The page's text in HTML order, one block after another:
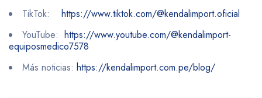
TikTok: https://www.tiktok.com/@kendalimport.oficial
YouTube: https://www.youtube.com/@kendalimport-
equiposmedico7578
Más noticias: https://kendalimport.com.pe/blog/